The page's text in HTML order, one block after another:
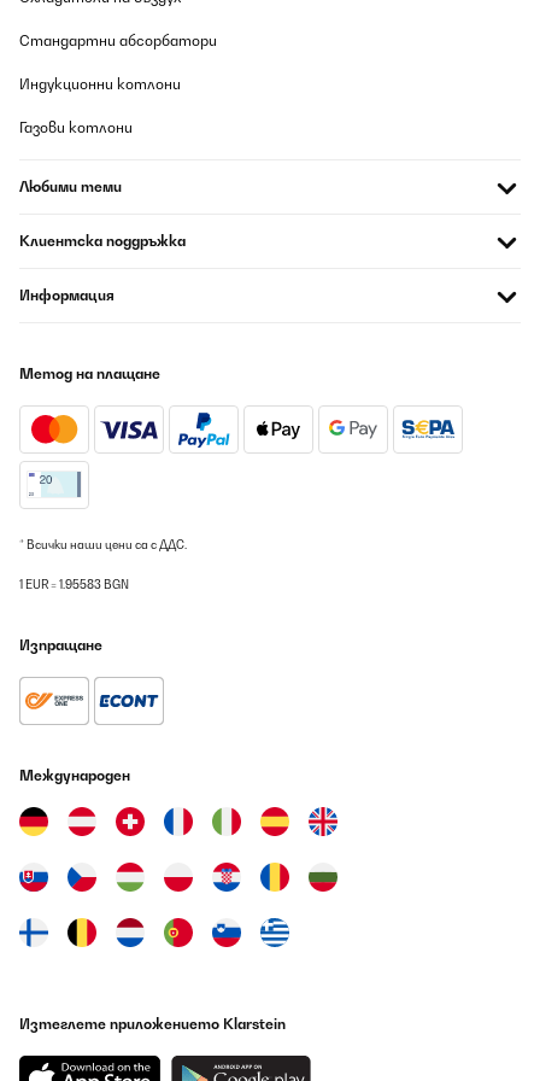
contenitore da 8 litri, permette di non stare sempre a svuotarlo.
Unica pecca, il rumore... È davvero rumoroso! Ok ci abbiamo
Però è molto rumoroso. Attenti a non mettere l'umidità molto
farebbe seccare la gola e pure le piante in casa
07/08/2026
Превод
Das Gerät funktionierte über ein Jahr sehr gut. Dann wurde es
Kontakt mit Klarstein aufgenommen, umgehend Antwort
Trockenleistung, genaue Feuchtigkeitsregelung, schnelle
absolut zufrieden bin. Danke
Превод
angekommen. Gerne wieder, vielen Dank!
Стандартни абсорбатори
Индукционни котлони
Газови котлони
Любими теми
Клиентска поддръжка
Информация
Метод на плащане
* Всички наши цени са с ДДС.
1 EUR = 1.95583 BGN
Изпращане
Международен
Изтеглете приложението Klarstein